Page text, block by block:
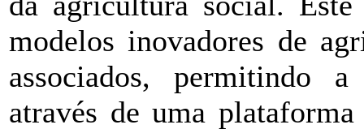
modelos inovadores de
associados, permitindo
através de uma